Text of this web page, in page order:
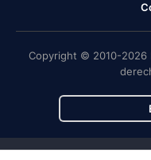
Copyright © 2010-2026